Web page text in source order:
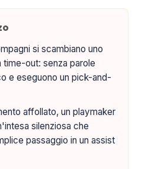
si scambiano uno
time-out: senza parole
e eseguono un pick-and-
affollato, un playmaker
silenziosa che
passaggio in un assist